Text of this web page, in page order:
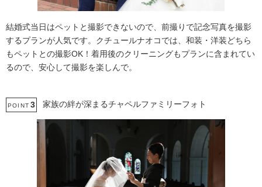
結婚式当日はペットと撮影できないので、前撮りで記念写真を撮影
するプランが人気です。クチュールナオコでは、和装・洋装どちら
もペットとの撮影OK！着用後のクリーニングもプランに含まれてい
るので、安心して撮影を楽しんで。
POINT 3 家族の絆が深まるチャペルファミリーフォト